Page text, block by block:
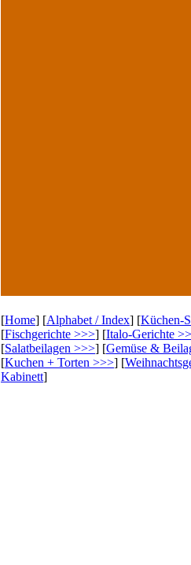
[Home] [Alphabet / Index] [Küchen-
[Fischgerichte >>>] [Italo-Gerichte
[Salatbeilagen >>>] [Gemüse &
[Kuchen + Torten >>>] [
Kabinett]